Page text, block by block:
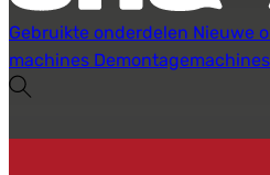
Gebruikte onderdelenNieuwe
machines